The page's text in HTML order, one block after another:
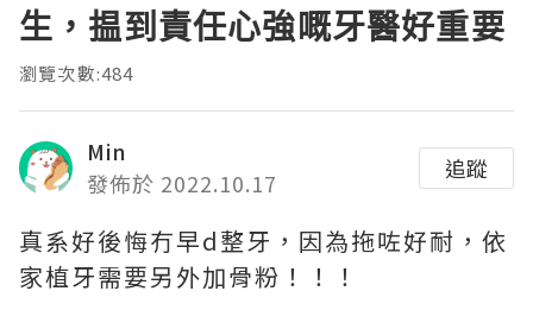
生，揾到責任心強嘅牙醫好重要
瀏覽次數:484
Min
發佈於 2022.10.17
追蹤
真系好後悔冇早d整牙，因為拖咗好耐，依
家植牙需要另外加骨粉！！！